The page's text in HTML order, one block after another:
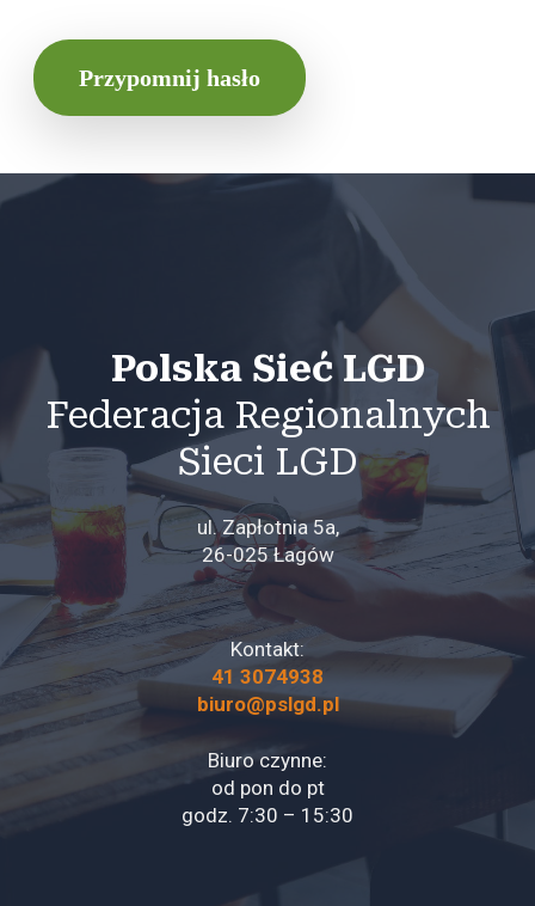
Przypomnij hasło
Polska Sieć LGD
Federacja Regionalnych
Sieci LGD
ul. Zapłotnia 5a,
26-025 Łagów
Kontakt:
41 3074938
biuro@pslgd.pl
Biuro czynne:
od pon do pt
godz. 7:30 – 15:30